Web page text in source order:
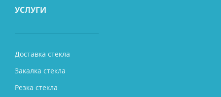
УСЛУГИ
Доставка стекла
Закалка стекла
Резка стекла